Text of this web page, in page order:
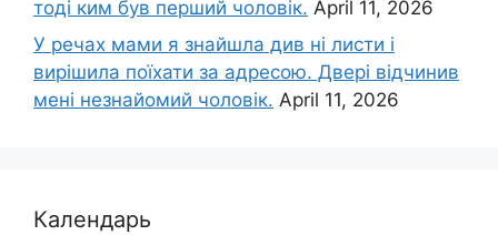
тоді ким був перший чоловік. April 11, 2026
У речах мами я знайшла див ні листи і
вирішила поїхати за адресою. Двері відчинив
мені незнайомий чоловік. April 11, 2026
Календарь